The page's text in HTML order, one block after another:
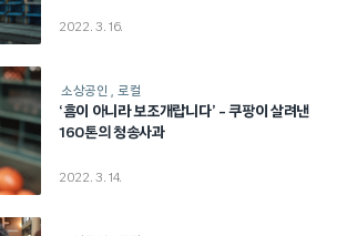
2022. 3. 16.
소상공인 로컬
‘흠이 아니라 보조개랍니다’ – 쿠팡이 살려낸
160톤의 청송사과
2022. 3. 14.